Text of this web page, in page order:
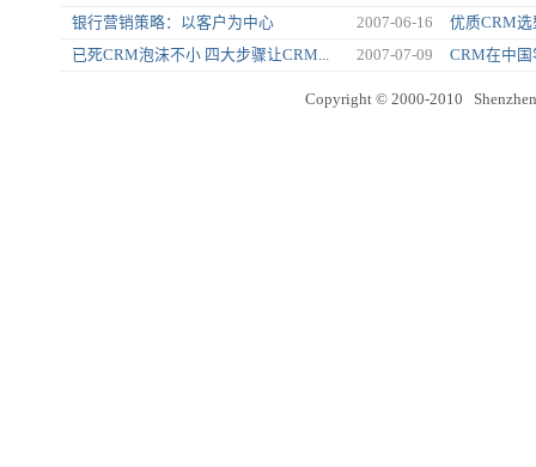
银行营销策略：以客户为中心 2007-06-16
优质CRM
已死CRM泡沫不小 四大步骤让CRM...
2007-07-09 CRM在中
Copyright © 2000-2010